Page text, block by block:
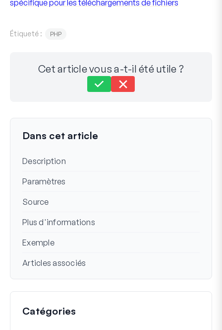
spécifique pour les téléchargements de fichiers
Étiqueté : PHP
Cet article vous a-t-il été utile ?
Dernière mise à jour le 21 nov. 2023
Dans cet article
Description
Paramètres
Source
Plus d'informations
Exemple
Articles associés
Catégories